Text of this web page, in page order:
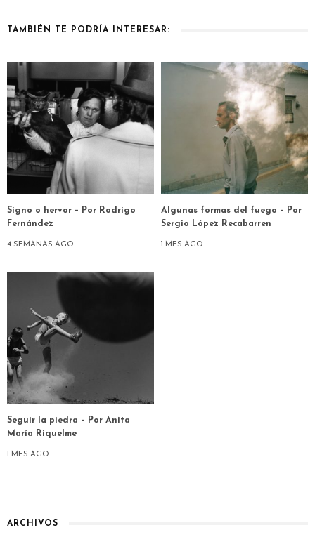
TAMBIÉN TE PODRÍA INTERESAR:
Signo o hervor – Por Rodrigo
Fernández
4 SEMANAS AGO
Algunas formas del fuego – Por
Sergio López Recabarren
1 MES AGO
Seguir la piedra – Por Anita
María Riquelme
1 MES AGO
ARCHIVOS